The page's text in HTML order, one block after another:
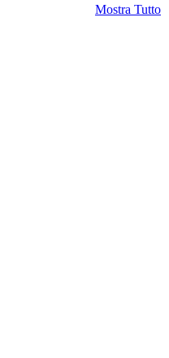
Mostra Tutto